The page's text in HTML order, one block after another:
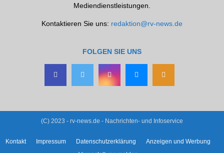
Mediendienstleistungen.
Kontaktieren Sie uns: redaktion@rv-news.de
FOLGEN SIE UNS
(C) 2023 - rv-news.de - Nachrichten- und Infoservice
Kontakt Impressum Datenschutzerklärung
Anzeigen und Werbung